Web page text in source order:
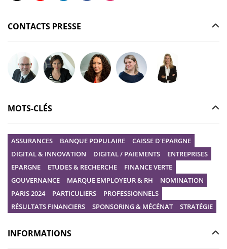
CONTACTS PRESSE
Poser votre question à Christophe GILBERT
Poser votre question à Fanny KERECKI
Poser votre question à Mélissa
Poser votre question à Marine
Poser votre question
MOTS-CLÉS
ASSURANCES BANQUE POPULAIRE
CAISSE D'EPARGNE
DIGITAL & INNOVATION
DIGITAL / PAIEMENTS
ENTREPRISES
EPARGNE
ETUDES & RECHERCHE
FINANCE VERTE
GOUVERNANCE
MARQUE EMPLOYEUR & RH
NOMINATION
PARIS 2024
PARTICULIERS
PROFESSIONNELS
RÉSULTATS FINANCIERS
SPONSORING & MÉCÉNAT STRATÉGIE
INFORMATIONS